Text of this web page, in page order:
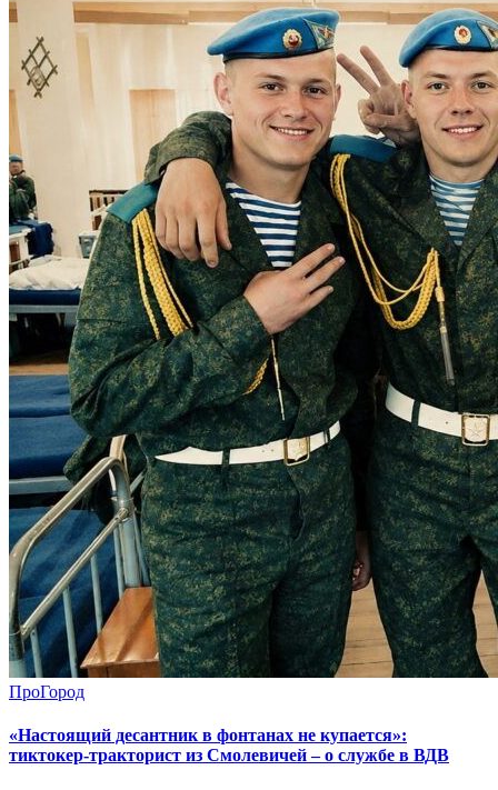
ПроГород
«Настоящий десантник в фонтанах не купается»:
тиктокер-тракторист из Смолевичей – о службе в ВДВ